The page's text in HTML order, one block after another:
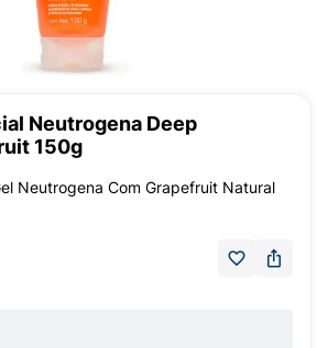
Neutrogena Deep
150g
Neutrogena Com Grapefruit Natural